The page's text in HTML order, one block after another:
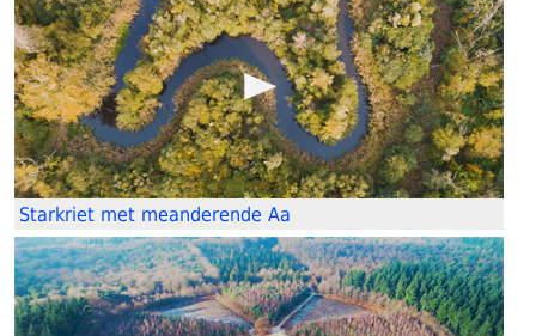
Starkriet met meanderende Aa